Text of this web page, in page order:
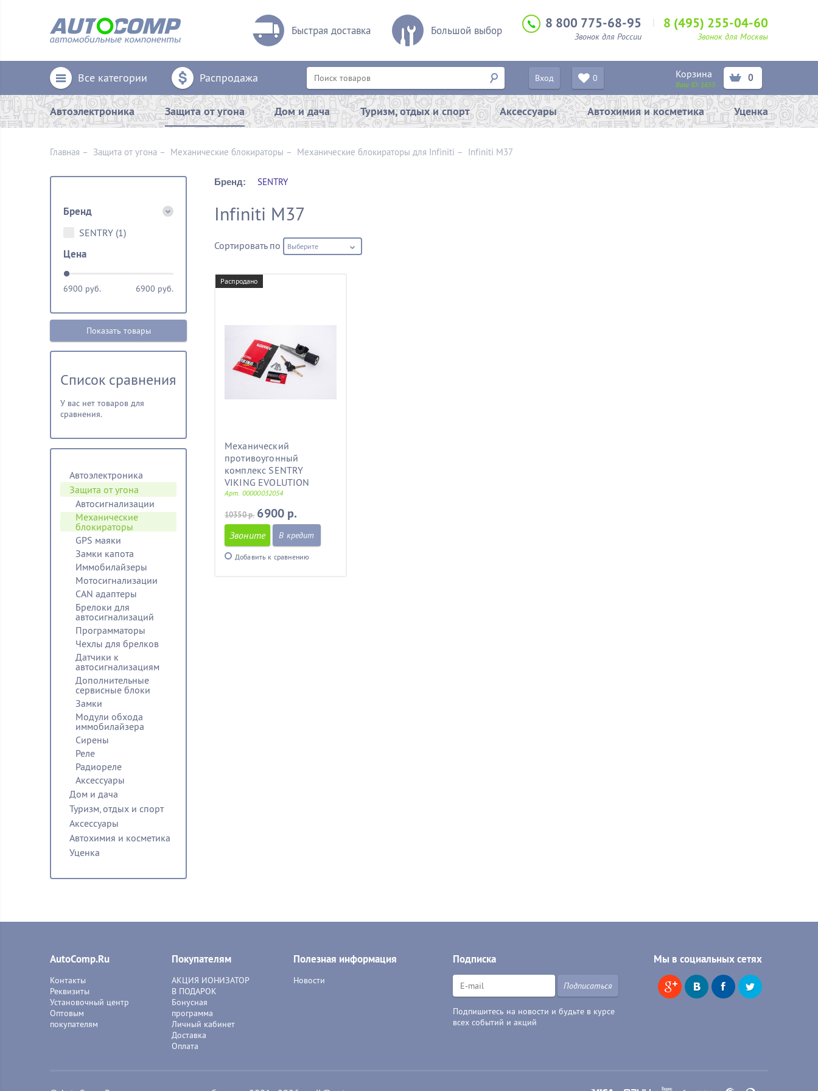
Быстрая доставка Большой выбор 8 800 775-68-95
Звонок для России
8 (495) 255-04-60
Звонок для Москвы
Все категории Распродажа Вход 0 Корзина
Ваш ID: 1655
0
Автоэлектроника Защита от угона Дом и дача Туризм, отдых и спорт Аксессуары Автохимия и косметика Уценка
Главная – Защита от угона – Механические блoкираторы – Механические блокираторы для Infiniti – Infiniti M37
Бренд: SENTRY
Infiniti M37
Сортировать по Выберите
Распродано
Механический
противоугонный
комплекс SENTRY
VIKING EVOLUTION
Арт. 00000032054
10350 р. 6900 р.
Звоните В кредит
Добавить к сравнению
Бренд
SENTRY (1)
Цена
6900 руб. 6900 руб.
Показать товары
Список сравнения
У вас нет товаров для
сравнения.
Автоэлектроника
Защита от угона
Автосигнализации
Механические
блoкираторы
GPS маяки
Замки капота
Иммобилайзеры
Мотосигнализации
CAN адаптеры
Брелоки для
автосигнализаций
Программаторы
Чехлы для брелков
Датчики к
автосигнализациям
Дополнительные
сервисные блоки
Замки
Модули обхода
иммобилайзера
Сирены
Реле
Радиореле
Аксессуары
Дом и дача
Туризм, отдых и спорт
Аксессуары
Автохимия и косметика
Уценка
AutoComp.Ru
Контакты
Реквизиты
Установочный центр
Оптовым
покупателям
Покупателям
АКЦИЯ ИОНИЗАТОР
В ПОДАРОК
Бонусная
программа
Личный кабинет
Доставка
Оплата
Полезная информация
Новости
Подписка
Подписаться
Подпишитесь на новости и будьте в курсе
всех событий и акций
Мы в социальных сетях